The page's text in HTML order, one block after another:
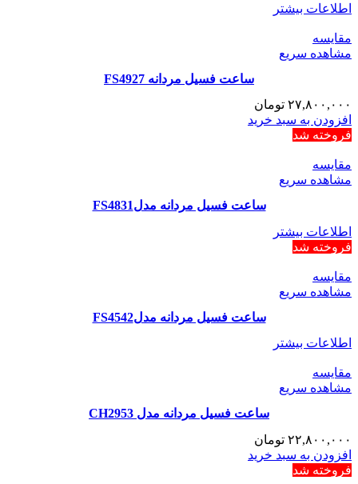
اطلاعات بیشتر
مقایسه
مشاهده سریع
ساعت فسیل مردانه FS4927
۲۷,۸۰۰,۰۰۰ تومان
افزودن به سبد خرید
فروخته شد
مقایسه
مشاهده سریع
ساعت فسیل مردانه مدلFS4831
اطلاعات بیشتر
فروخته شد
مقایسه
مشاهده سریع
ساعت فسیل مردانه مدلFS4542
اطلاعات بیشتر
مقایسه
مشاهده سریع
ساعت فسیل مردانه مدل CH2953
۲۲,۸۰۰,۰۰۰ تومان
افزودن به سبد خرید
فروخته شد